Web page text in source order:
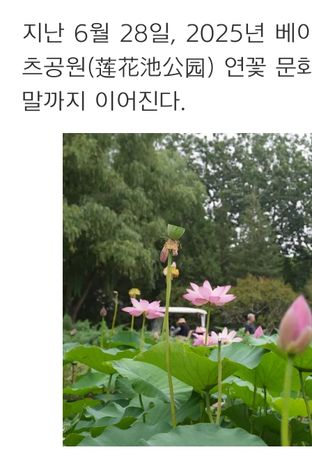
지난 6월 28일, 2025년 베
츠공원(莲花池公园) 연꽃 문
말까지 이어진다.